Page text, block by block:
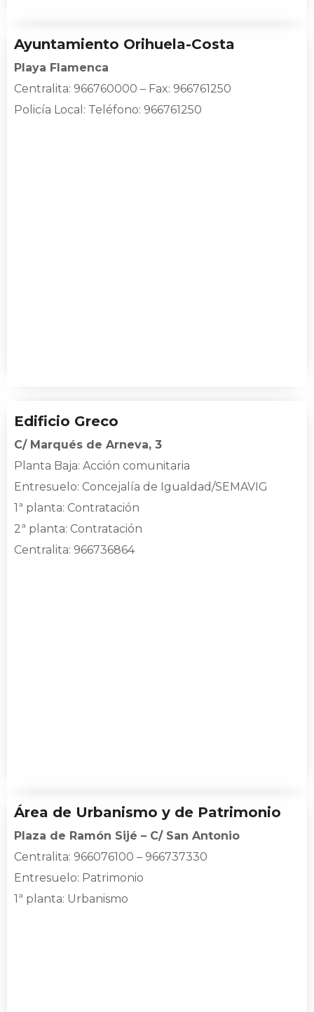
Ayuntamiento Orihuela-Costa
Playa Flamenca
Centralita: 966760000 – Fax: 966761250
Policía Local : Teléfono: 966761250
Edificio Greco
C/ Marqués de Arneva, 3
Planta Baja: Acción comunitaria
Entresuelo: Concejalía de Igualdad/SEMAVIG
1ª planta: Contratación
2ª planta: Contratación
Centralita: 966736864
Área de Urbanismo y de Patrimonio
Plaza de Ramón Sijé – C/ San Antonio
Centralita: 966076100 – 966737330
Entresuelo: Patrimonio
1ª planta: Urbanismo